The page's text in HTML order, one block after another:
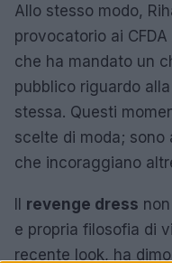
Allo stesso modo,
provocatorio ai
che ha mandato un
pubblico riguardo
stessa. Questi
scelte di moda; sono
che incoraggiano
Il revenge dress
e propria filosofia di
recente look, ha